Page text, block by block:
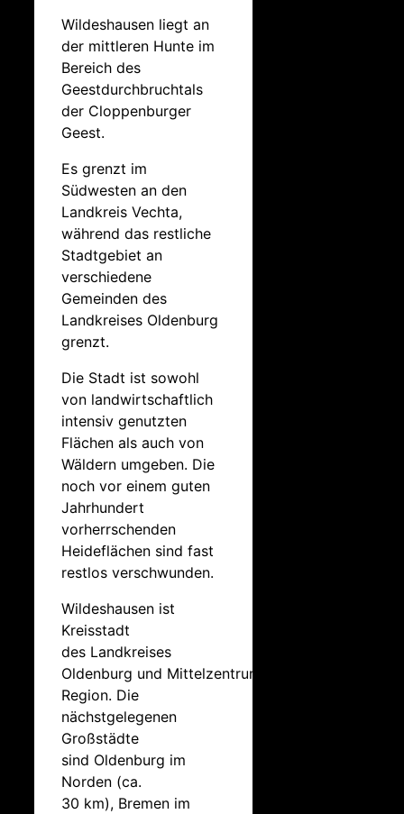
Wildeshausen liegt an
der mittleren Hunte im
Bereich des
Geestdurchbruchtals
der Cloppenburger
Geest.
Es grenzt im
Südwesten an den
Landkreis Vechta,
während das restliche
Stadtgebiet an
verschiedene
Gemeinden des
Landkreises Oldenburg
grenzt.
Die Stadt ist sowohl
von landwirtschaftlich
intensiv genutzten
Flächen als auch von
Wäldern umgeben. Die
noch vor einem guten
Jahrhundert
vorherrschenden
Heideflächen sind fast
restlos verschwunden.
Wildeshausen ist
Kreisstadt
des Landkreises
Oldenburg und Mittelzentrum der
Region. Die
nächstgelegenen
Großstädte
sind Oldenburg im
Norden (ca.
30 km), Bremen im